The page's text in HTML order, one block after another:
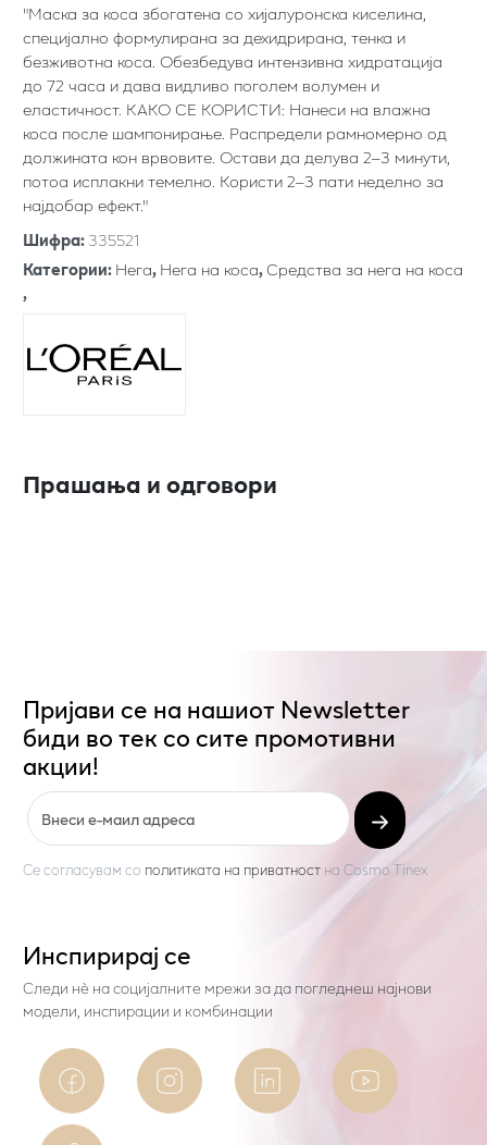
"Маска за коса збогатена со хијалуронска киселина,
специјално формулирана за дехидрирана, тенка и
безживотна коса. Обезбедува интензивна хидратација
до 72 часа и дава видливо поголем волумен и
еластичност. КАКО СЕ КОРИСТИ: Нанеси на влажна
коса после шампонирање. Распредели рамномерно од
должината кон врвовите. Остави да делува 2–3 минути,
потоа исплакни темелно. Користи 2–3 пати неделно за
најдобар ефект."
Шифра:335521
Категории:Нега,Нега на коса,Средства за нега на коса
,
Прашања и одговори
Пријави се на нашиот Newsletter
биди во тек со сите промотивни
акции!
Се согласувам со политиката на приватност на Cosmo Tinex
Инспирирај се
Следи нѐ на социјалните мрежи за да погледнеш најнови
модели, инспирации и комбинации